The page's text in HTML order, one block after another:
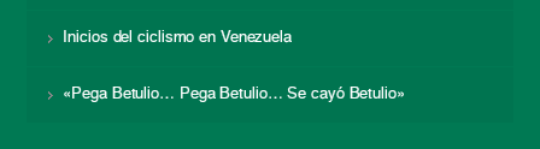
Inicios del ciclismo en Venezuela
«Pega Betulio… Pega Betulio… Se cayó Betulio»